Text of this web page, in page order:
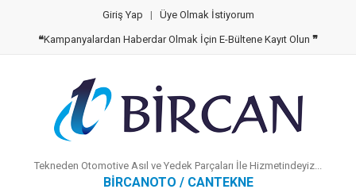
Giriş Yap | Üye Olmak İstiyorum
❝Kampanyalardan Haberdar Olmak İçin E-Bültene Kayıt Olun ❞
Tekneden Otomotive Asıl ve Yedek Parçaları İle Hizmetindeyiz...
BİRCANOTO / CANTEKNE